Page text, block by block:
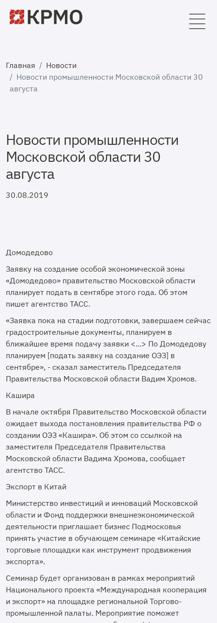
Главная
Новости
Новости промышленности Московской области 30
августа
Новости промышленности
Московской области 30
августа
30.08.2019
Домодедово
Заявку на создание особой экономической зоны
«Домодедово» правительство Московской области
планирует подать в сентябре этого года. Об этом
пишет агентство ТАСС.
«Заявка пока на стадии подготовки, завершаем сейчас
градостроительные документы, планируем в
ближайшее время подачу заявки <...> По Домодедову
планируем [подать заявку на создание ОЭЗ] в
сентябре», - сказал заместитель Председателя
Правительства Московской области Вадим Хромов.
Кашира
В начале октября Правительство Московской области
ожидает выхода постановления правительства РФ о
создании ОЭЗ «Кашира». Об этом со ссылкой на
заместителя Председателя Правительства
Московской области Вадима Хромова, сообщает
агентство ТАСС.
Экспорт в Китай
Министерство инвестиций и инноваций Московской
области и Фонд поддержки внешнеэкономической
деятельности приглашает бизнес Подмосковья
принять участие в обучающем семинаре «Китайские
торговые площадки как инструмент продвижения
экспорта».
Семинар будет организован в рамках мероприятий
Национального проекта «Международная кооперация
и экспорт» на площадке региональной Торгово-
промышленной палаты. Мероприятие поможет